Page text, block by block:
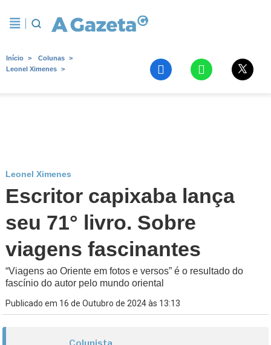
Início
Colunas
Leonel Ximenes
Leonel Ximenes
Escritor capixaba lança
seu 71° livro. Sobre
viagens fascinantes
“Viagens ao Oriente em fotos e versos” é o resultado do
fascínio do autor pelo mundo oriental
Publicado em 16 de Outubro de 2024 às 13:13